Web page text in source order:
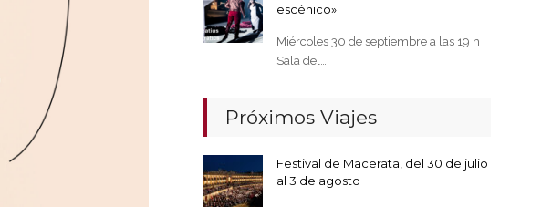
escénico»
Miércoles 30 de septiembre a las 19 h
Sala del…
Próximos Viajes
Festival de Macerata, del 30 de julio
al 3 de agosto